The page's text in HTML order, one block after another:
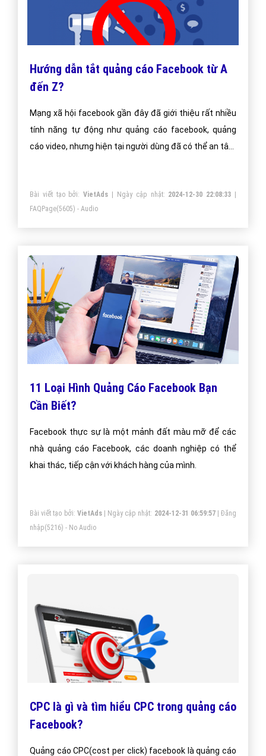
Hướng dẫn tắt quảng cáo Facebook từ A
đến Z?
Mạng xã hội facebook gần đây đã giới thiệu rất nhiều
tính năng tự động như quảng cáo facebook, quảng
cáo video, nhưng hiện tại người dùng đã có thể an tâm
Bài viết tạo bởi:VietAds | Ngày cập nhật: 2024-12-30 22:08:33
FAQPage(5605) - Audio
11 Loại Hình Quảng Cáo Facebook Bạn
Cần Biết?
Facebook thực sự là một mảnh đất màu mỡ để các
nhà quảng cáo Facebook, các doanh nghiệp có thể
khai thác, tiếp cận với khách hàng của mình.
Bài viết tạo bởi: VietAds| Ngày cập nhật: 2024-12-31 06:59:57|Đăng
nhập(5216) - No Audio
CPC là gì và tìm hiểu CPC trong quảng cáo
Facebook?
Quảng cáo CPC(cost per click) facebook là quảng cáo